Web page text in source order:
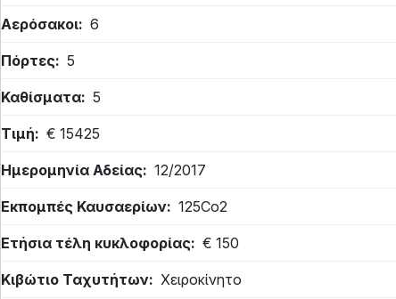
Αερόσακοι 6
Πόρτες 5
Καθίσματα 5
Τιμή € 15425
Ημερομηνία Αδείας 12/2017
Εκπομπές Καυσαερίων 125Co2
Ετήσια τέλη κυκλοφορίας € 150
Κιβώτιο Ταχυτήτων Χειροκίνητο